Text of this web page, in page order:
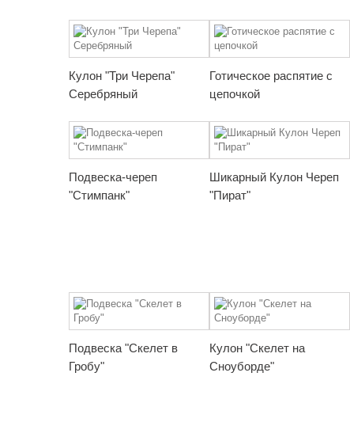
Кулон "Три Черепа"
Серебряный
Готическое распятие с
цепочкой
Подвеска-череп
"Стимпанк"
Шикарный Кулон Череп
"Пират"
Подвеска "Скелет в
Гробу"
Кулон "Скелет на
Сноуборде"